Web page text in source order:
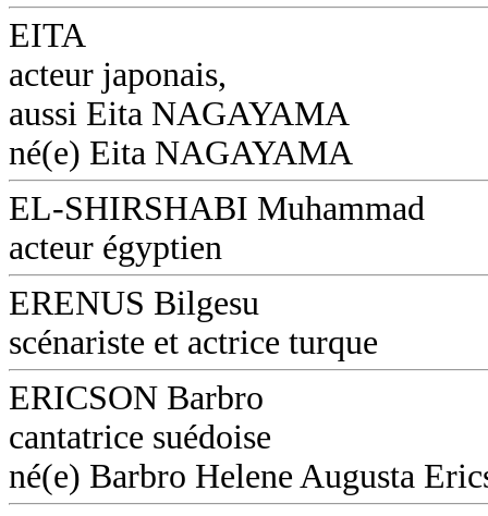
EITA
acteur japonais,
aussi Eita NAGAYAMA
né(e) Eita NAGAYAMA
EL-SHIRSHABI Muhammad
acteur égyptien
ERENUS Bilgesu
scénariste et actrice turque
ERICSON Barbro
cantatrice suédoise
né(e) Barbro Helene Augusta